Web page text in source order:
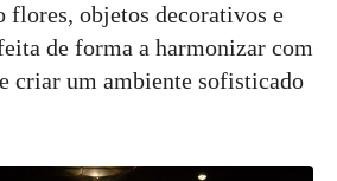
flores, objetos decorativos e
de forma a harmonizar com
criar um ambiente sofisticado